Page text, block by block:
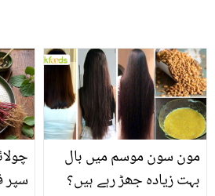
سپر
مون سون موسم میں بال
بہت زیادہ جھڑ رہے ہیں؟